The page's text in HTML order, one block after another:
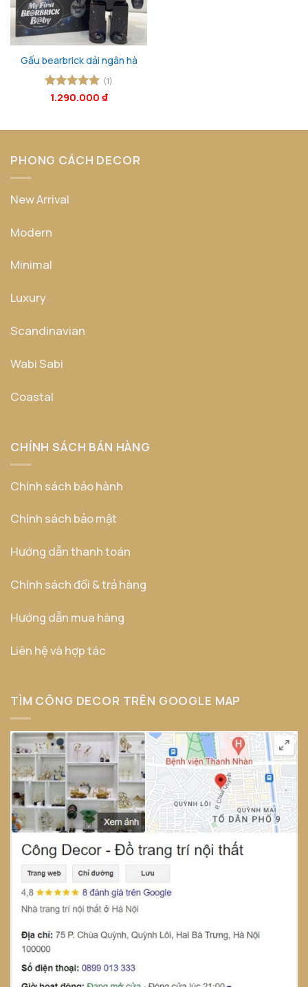
Gấu bearbrick dải ngân hà
Được xếp
(1)
1.290.000 ₫
PHONG CÁCH DECOR
New Arrival
Modern
Minimal
Luxury
Scandinavian
Wabi Sabi
Coastal
CHÍNH SÁCH BÁN HÀNG
Chính sách bảo hành
Chính sách bảo mật
Hướng dẫn thanh toán
Chính sách đổi & trả hàng
Hướng dẫn mua hàng
Liên hệ và hợp tác
TÌM CÔNG DECOR TRÊN GOOGLE MAP